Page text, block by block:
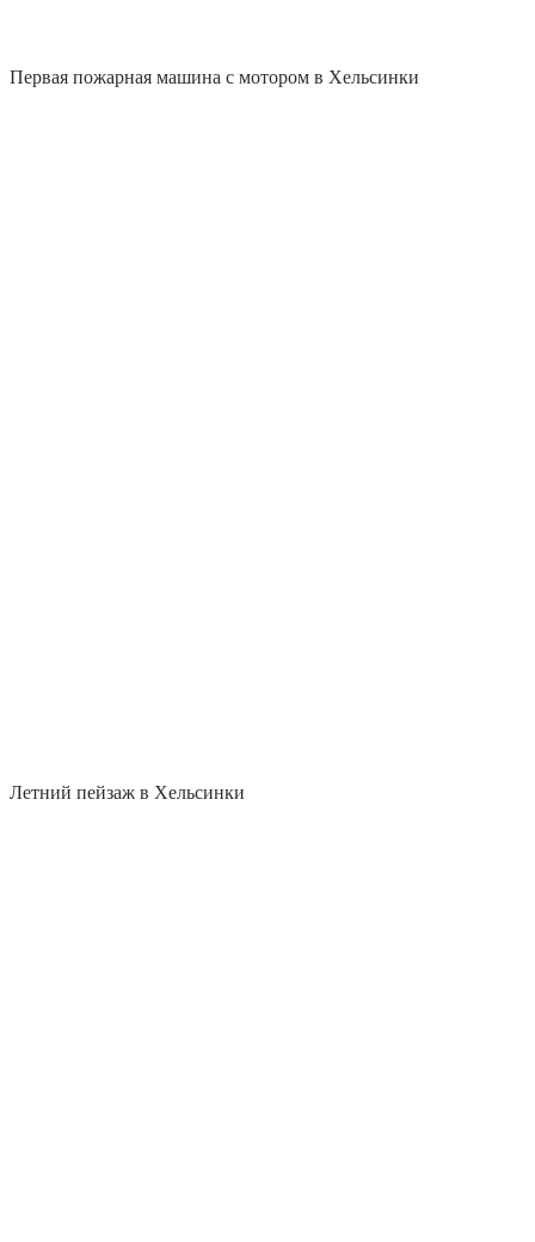
Первая пожарная машина с мотором в Хельсинки
Летний пейзаж в Хельсинки